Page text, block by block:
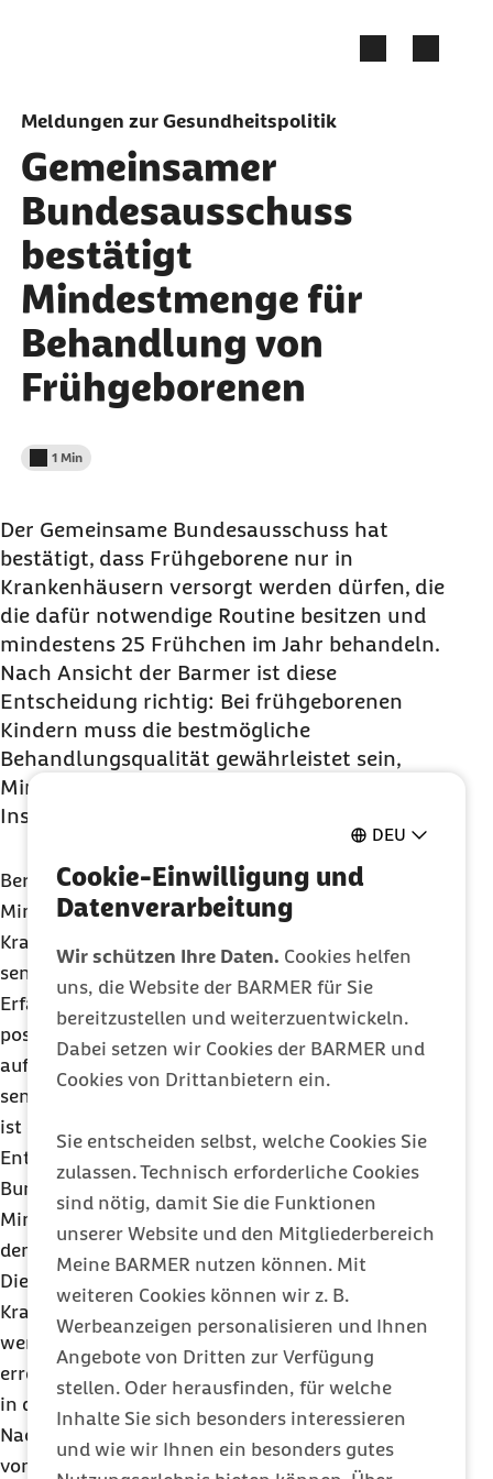
DEU
Cookie-Einwilligung und
Datenverarbeitung
Wir schützen Ihre Daten. Cookies helfen
uns, die Website der BARMER für Sie
bereitzustellen und weiterzuentwickeln.
Dabei setzen wir Cookies der BARMER und
Cookies von Drittanbietern ein.
Sie entscheiden selbst, welche Cookies Sie
zulassen. Technisch erforderliche Cookies
sind nötig, damit Sie die Funktionen
unserer Website und den Mitgliederbereich
Meine BARMER nutzen können. Mit
weiteren Cookies können wir z. B.
Werbeanzeigen personalisieren und Ihnen
Angebote von Dritten zur Verfügung
stellen. Oder herausfinden, für welche
Inhalte Sie sich besonders interessieren
und wie wir Ihnen ein besonders gutes
Meldungen zur Gesundheitspolitik
Gemeinsamer
Bundesausschuss
bestätigt
Mindestmenge für
Behandlung von
Frühgeborenen
Lesedauer weniger als
1 Min
Der Gemeinsame Bundesausschuss hat
bestätigt, dass Frühgeborene nur in
Krankenhäusern versorgt werden dürfen, die
die dafür notwendige Routine besitzen und
mindestens 25 Frühchen im Jahr behandeln.
Nach Ansicht der Barmer ist diese
Entscheidung richtig: Bei frühgeborenen
Kindern muss die bestmögliche
Behandlungsqualität gewährleistet sein,
Mindestmengen sind dafür das richtige
Instrument.
Berlin, 21.07.2023 – Es ist erwiesen, dass
Mindestmengen für Behandlungen im
Krankenhaus das Risiko für Komplikationen
senken. Haben Ärztinnen und Ärzte Routine und
Erfahrung bei operativen Eingriffen, wirkt sich dies
positiv auf die Behandlungsergebnisse und damit
auf die Patientensicherheit aus. Auch in dem
sensiblen Bereich der Frühgeborenenversorgung
ist die Evidenz eindeutig. Deshalb ist die heutige
Entscheidung des Gemeinsamen
Bundesausschusses, an der Anhebung der
Mindestmenge auf 25 Behandlungen pro Jahr ab
dem 1. Januar 2024 festzuhalten, notwendig.
Die Mindestmengenregelung sieht vor, dass
Krankenhäuser Leistungen nicht erbringen dürfen,
wenn sie eine festgelegte Mindestmenge nicht
erreichen. Die gesetzlichen Krankenkassen dürfen
in diesem Fall diese Leistungen nicht vergüten.
Nach Auffassung der Barmer müssen Ausnahmen
von Mindestmengenregelungen auf ein Minimum